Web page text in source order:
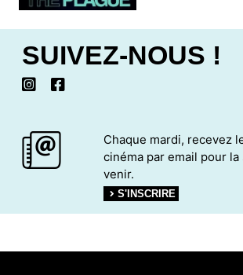
SUIVEZ-NOUS !
Chaque mardi, recevez
cinéma par email pour la
venir.
S'INSCRIRE